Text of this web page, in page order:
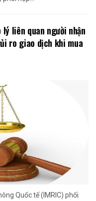
liên quan người nhận
ro giao dịch khi mua
Quốc tế (IMRIC) phối